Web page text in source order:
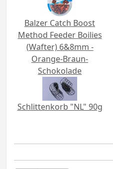
Balzer Catch Boost
Method Feeder Boilies
(Wafter) 6&8mm -
Orange-Braun-
Schokolade
Schlittenkorb "NL" 90g